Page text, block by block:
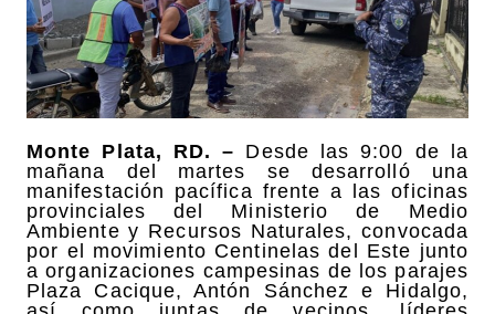
Monte Plata, RD. – Desde las 9:00 de la
mañana del martes se desarrolló una
manifestación pacífica frente a las oficinas
provinciales del Ministerio de Medio
Ambiente y Recursos Naturales, convocada
por el movimiento Centinelas del Este junto
a organizaciones campesinas de los parajes
Plaza Cacique, Antón Sánchez e Hidalgo,